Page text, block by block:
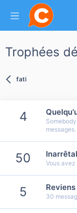
Trophées
fati
4
50 Vous avez
5 30